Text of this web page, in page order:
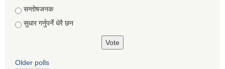
सन्तोषजनक
सुधार गर्नुपर्ने धेरै छन
Older polls